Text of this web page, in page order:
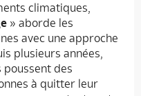
climatiques,
» aborde les
avec une approche
plusieurs années,
des
à quitter leur